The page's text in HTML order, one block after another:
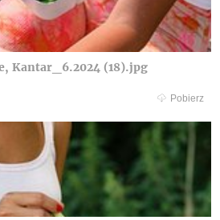
Kantar_6.2024 (18).jpg
Pobierz